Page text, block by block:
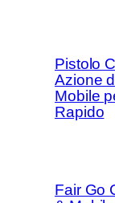
Pistolo
Azione
Mobile
Rapido
Fair Go